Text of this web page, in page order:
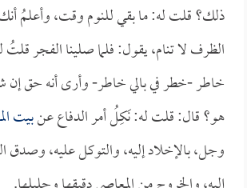
ذلك؟ قلت له: ما بقي للنوم وقت، وأعلمُ
الظرف لا تنام، يقول: فلما صلينا الفجر
خاطر -خطر في بالي خاطر- وأرى أنه حق إن
هو؟ قال: قلت له: نَكِلُ أمر الدفاع عنبيت
وجل، بالإخلاد إليه، والتوكل عليه، وصدق